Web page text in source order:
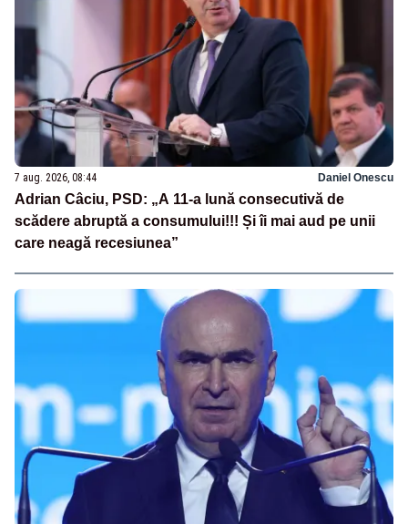
7 aug. 2026, 08:44 Daniel Onescu
Adrian Câciu, PSD: „A 11-a lună consecutivă de
scădere abruptă a consumului!!! Și îi mai aud pe unii
care neagă recesiunea”